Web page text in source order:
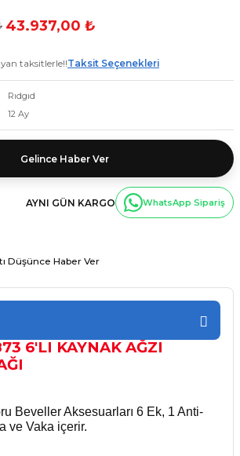
43.937,00 ₺
taksitlerle!!Taksit Seçenekleri
Rıdgıd
12 Ay
Gelince Haber Ver
AYNI GÜN KARGO WhatsApp Sipariş
Düşünce Haber Ver
6'LI KAYNAK AĞZI
Beveller Aksesuarları 6 Ek, 1 Anti-
ve Vaka içerir.